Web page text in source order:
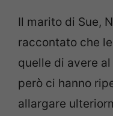
Il marito di Sue,
raccontato che
quelle di avere
però ci hanno
allargare